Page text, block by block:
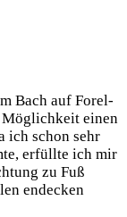
Bach auf Forel­
einen
ich schon sehr
erfüll­te ich mir
zu Fuß
ende­cken